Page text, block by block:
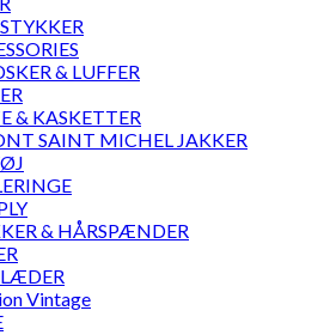
& LUFFER
& KASKETTER
SAINT MICHEL JAKKER
& HÅRSPÆNDER
Vintage